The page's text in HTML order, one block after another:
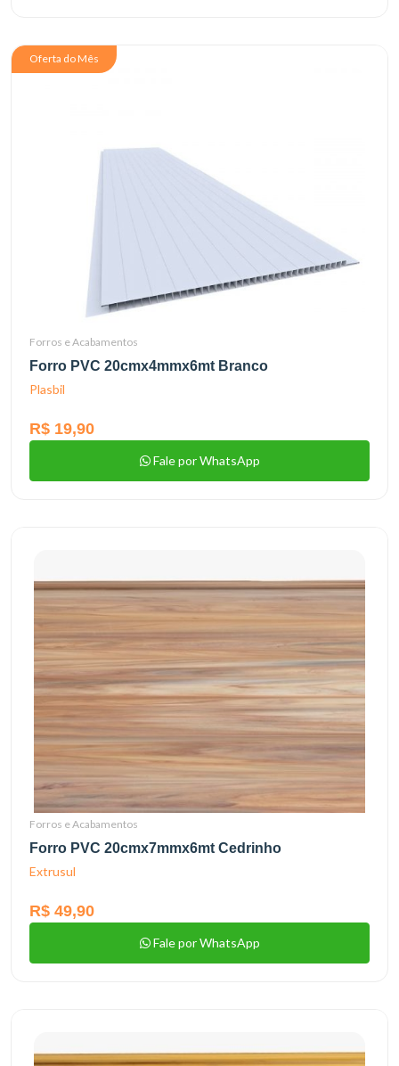
Oferta do Mês
Forros e Acabamentos
Forro PVC 20cmx4mmx6mt Branco
Plasbil
R$ 19,90
Fale por WhatsApp
Forros e Acabamentos
Forro PVC 20cmx7mmx6mt Cedrinho
Extrusul
R$ 49,90
Fale por WhatsApp